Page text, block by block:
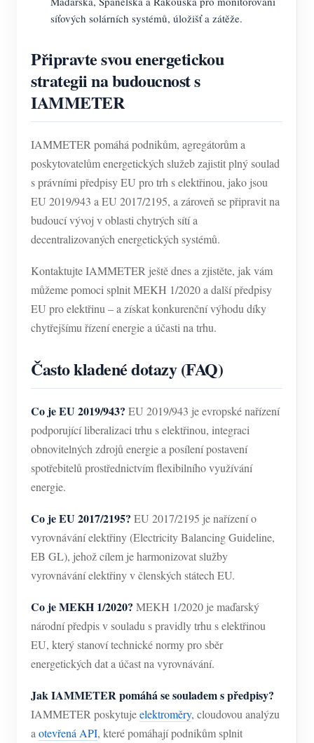
síťových solárních systémů, úložišť a zátěže.
Připravte svou energetickou
strategii na budoucnost s
IAMMETER
IAMMETER pomáhá podnikům, agregátorům a
poskytovatelům energetických služeb zajistit plný soulad
s právními předpisy EU pro trh s elektřinou, jako jsou
EU 2019/943 a EU 2017/2195, a zároveň se připravit na
budoucí vývoj v oblasti chytrých sítí a
decentralizovaných energetických systémů.
Kontaktujte IAMMETER ještě dnes a zjistěte, jak vám
můžeme pomoci splnit MEKH 1/2020 a další předpisy
EU pro elektřinu – a získat konkurenční výhodu díky
chytřejšímu řízení energie a účasti na trhu.
Často kladené dotazy (FAQ)
Co je EU 2019/943? EU 2019/943 je evropské nařízení
podporující liberalizaci trhu s elektřinou, integraci
obnovitelných zdrojů energie a posílení postavení
spotřebitelů prostřednictvím flexibilního využívání
energie.
Co je EU 2017/2195? EU 2017/2195 je nařízení o
vyrovnávání elektřiny (Electricity Balancing Guideline,
EB GL), jehož cílem je harmonizovat služby
vyrovnávání elektřiny v členských státech EU.
Co je MEKH 1/2020? MEKH 1/2020 je maďarský
národní předpis v souladu s pravidly trhu s elektřinou
EU, který stanoví technické normy pro sběr
energetických dat a účast na vyrovnávání.
Jak IAMMETER pomáhá se souladem s předpisy?
IAMMETER poskytujeelektroměry, cloudovou analýzu
aotevřená API, které pomáhají podnikům splnit